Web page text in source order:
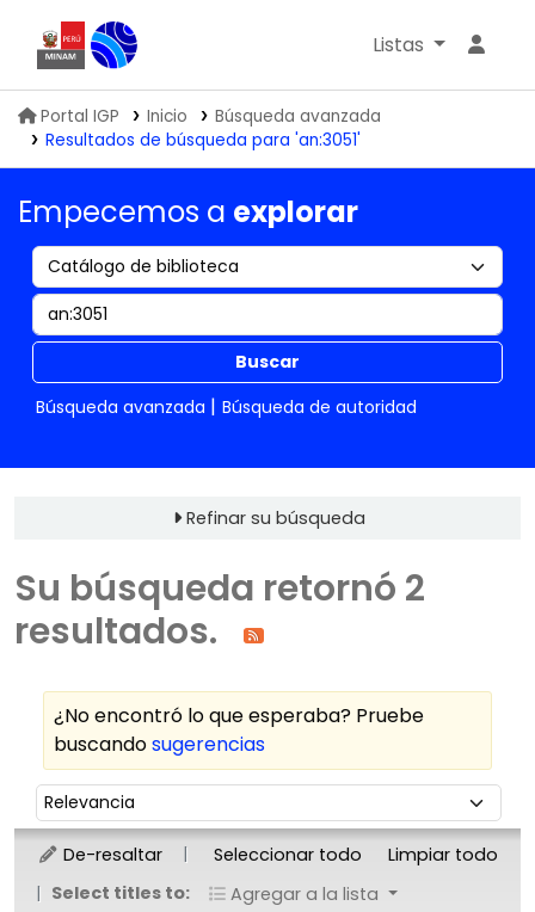
Biblioteca IGP
Listas
Portal IGP Inicio
Búsqueda avanzada
Resultados de búsqueda para 'an:3051'
Empecemos a explorar
Buscar
Búsqueda avanzada
Búsqueda de autoridad
Refinar su búsqueda
Su búsqueda retornó 2
resultados.
¿No encontró lo que esperaba? Pruebe
buscandosugerencias
Ordenar
Ordenar por:
De-resaltar Seleccionar todo
Limpiar todo
Select titles to:
Agregar a la lista